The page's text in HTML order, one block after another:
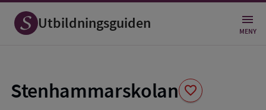
Utbildningsguiden MENY
Stenhammarskolan favorite
Spara
som
favorit